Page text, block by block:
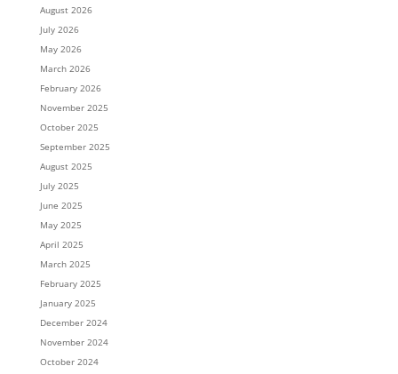
August 2026
July 2026
May 2026
March 2026
February 2026
November 2025
October 2025
September 2025
August 2025
July 2025
June 2025
May 2025
April 2025
March 2025
February 2025
January 2025
December 2024
November 2024
October 2024